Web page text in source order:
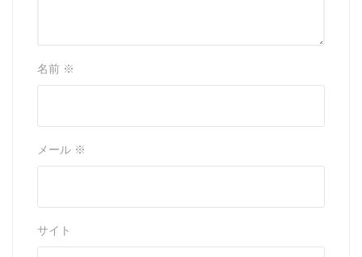
名前 ※
メール ※
サイト